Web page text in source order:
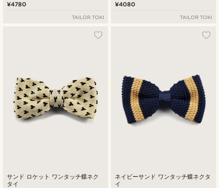
¥4780
TAILOR TOKI
¥4080
TAILOR TOKI
サンド ロケット ワンタッチ蝶ネク
タイ
ネイビーサンド ワンタッチ蝶ネクタ
イ